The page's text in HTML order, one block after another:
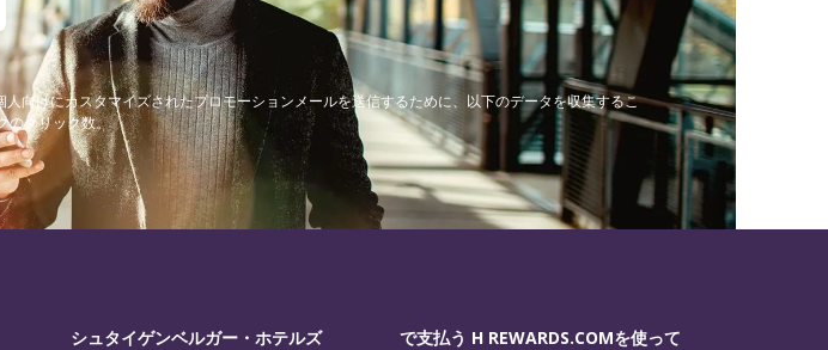
向けにカスタマイズされたプロモーションメールを送信するために、以下のデータを収集するこ
のクリック数。
シュタイゲンベルガー・ホテルズ
で支払う H REWARDS.COMを使って